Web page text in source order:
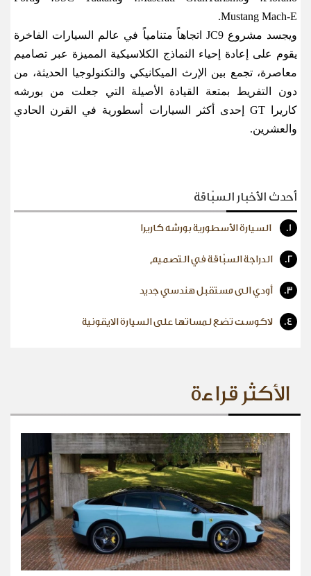
Mustang Mach-E.
ويجسد مشروع JC9
اتجاهاً متنامياً في عالم السيارات الفاخرة
يقوم على إعادة إحياء النماذج الكلاسيكية المميزة عبر تصاميم
معاصرة، تجمع بين الإرث الميكانيكي والتكنولوجيا الحديثة، من
دون التفريط بمتعة القيادة الأصيلة التي جعلت من بورشه
كاريرا
GT
إحدى أكثر السيارات أسطورية في القرن الحادي
والعشرين.
أحدث الأخبار السبّاقة
1. السيارة الأسطورية بورشه كاريرا
2. الدراجة السبّاقة في التصميم
3. أودي الى مستقبل هندسي جديد
4. لاكوست تضع لمساتها على السيارة الايقونية
الأكثر قراءة